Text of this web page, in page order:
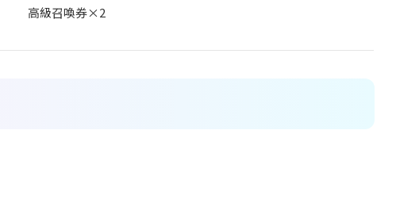
高級召喚券×2